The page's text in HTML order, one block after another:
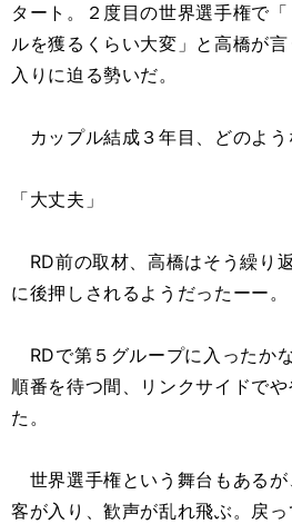
タート。２度目の世界選手権で
ルを獲るくらい大変」と高橋が
入りに迫る勢いだ。
カップル結成３年目、どのよう
「大丈夫」
RD前の取材、高橋はそう繰り
に後押しされるようだったーー。
RDで第５グループに入ったか
順番を待つ間、リンクサイドで
た。
世界選手権という舞台もある
客が入り、歓声が乱れ飛ぶ。戻